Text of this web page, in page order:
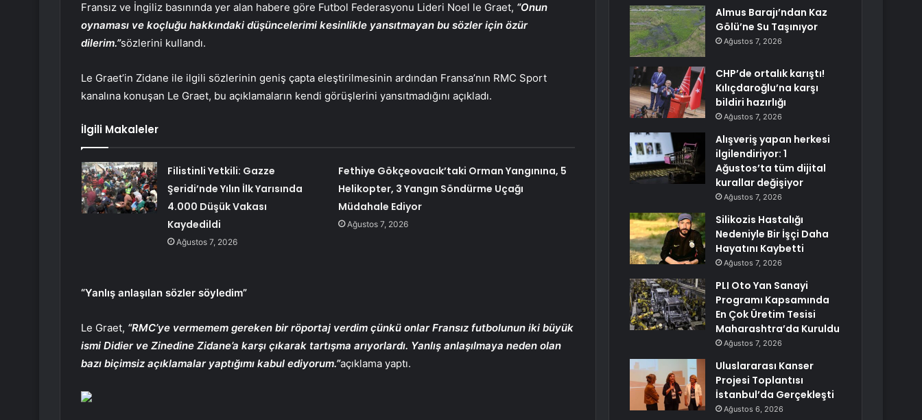
Fransız ve İngiliz basınında yer alan habere göre Futbol Federasyonu Lideri Noel le Graet, “Onun
oynaması ve koçluğu hakkındaki düşüncelerimi kesinlikle yansıtmayan bu sözler için özür
dilerim.”sözlerini kullandı.
Le Graet’in Zidane ile ilgili sözlerinin geniş çapta eleştirilmesinin ardından Fransa’nın RMC Sport
kanalına konuşan Le Graet, bu açıklamaların kendi görüşlerini yansıtmadığını açıkladı.
İlgili Makaleler
Filistinli Yetkili: Gazze
Şeridi’nde Yılın İlk Yarısında
4.000 Düşük Vakası
Kaydedildi
Ağustos 7, 2026
Fethiye Gökçeovacık’taki Orman Yangınına, 5
Helikopter, 3 Yangın Söndürme Uçağı
Müdahale Ediyor
Ağustos 7, 2026
“Yanlış anlaşılan sözler söyledim”
Le Graet, “RMC’ye vermemem gereken bir röportaj verdim çünkü onlar Fransız futbolunun iki büyük
ismi Didier ve Zinedine Zidane’a karşı çıkarak tartışma arıyorlardı. Yanlış anlaşılmaya neden olan
bazı biçimsiz açıklamalar yaptığımı kabul ediyorum.”açıklama yaptı.
Almus Barajı’ndan Kaz
Gölü’ne Su Taşınıyor
Ağustos 7, 2026
CHP’de ortalık karıştı!
Kılıçdaroğlu’na karşı
bildiri hazırlığı
Ağustos 7, 2026
Alışveriş yapan herkesi
ilgilendiriyor: 1
Ağustos’ta tüm dijital
kurallar değişiyor
Ağustos 7, 2026
Silikozis Hastalığı
Nedeniyle Bir İşçi Daha
Hayatını Kaybetti
Ağustos 7, 2026
PLI Oto Yan Sanayi
Programı Kapsamında
En Çok Üretim Tesisi
Maharashtra’da Kuruldu
Ağustos 7, 2026
Uluslararası Kanser
Projesi Toplantısı
İstanbul’da Gerçekleşti
Ağustos 6, 2026